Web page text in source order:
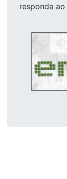
responda